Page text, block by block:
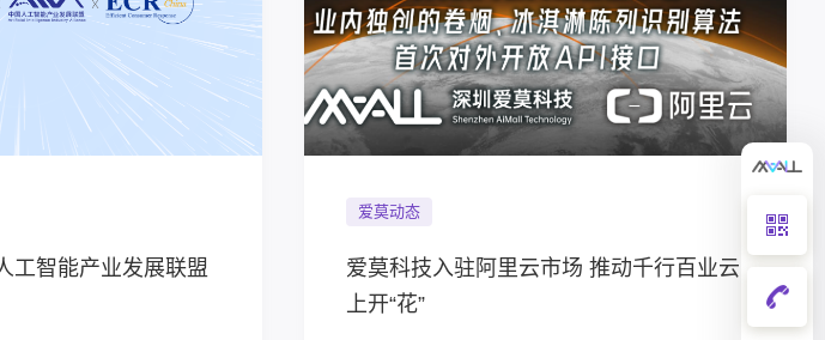
工智能产业发展联盟
爱莫动态
爱莫科技入驻阿里云市场 推动千行百业云
上开“花”